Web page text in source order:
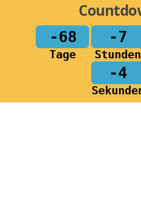
-68
Tage
-7
Stunden
-4